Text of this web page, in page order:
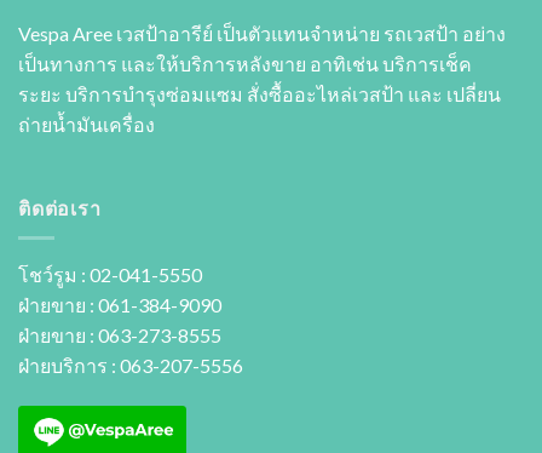
Vespa Aree เวสป้าอารีย์ เป็นตัวแทนจำหน่าย รถเวสป้า อย่าง
เป็นทางการ และให้บริการหลังขาย อาทิเช่น บริการเช็ค
ระยะ บริการบำรุงซ่อมแซม สั่งซื้ออะไหล่เวสป้า และ เปลี่ยน
ถ่ายนํ้ามันเครื่อง
ติดต่อเรา
โชว์รูม : 02-041-5550
ฝ่ายขาย : 061-384-9090
ฝ่ายขาย : 063-273-8555
ฝ่ายบริการ : 063-207-5556